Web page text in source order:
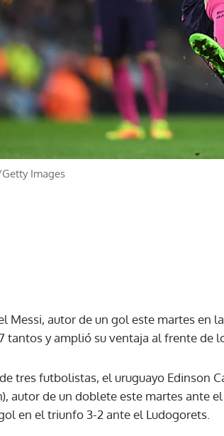
Images
Messi, autor de un gol este martes en
tantos y amplió su ventaja al frente de
tres futbolistas, el uruguayo Edinson
autor de un doblete este martes ante
en el triunfo 3-2 ante el Ludogorets.